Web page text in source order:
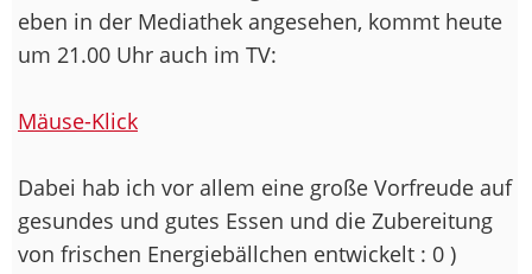
eben in der Mediathek angesehen, kommt heute
um 21.00 Uhr auch im TV:
Mäuse-Klick
Dabei hab ich vor allem eine große Vorfreude auf
gesundes und gutes Essen und die Zubereitung
von frischen Energiebällchen entwickelt : 0 )